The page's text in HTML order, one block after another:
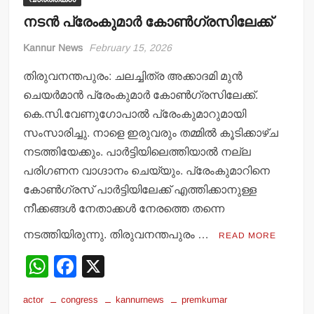
നടന്‍ പ്രേംകുമാര്‍ കോണ്‍ഗ്രസിലേക്ക്
Kannur News February 15, 2026
തിരുവനന്തപുരം: ചലച്ചിത്ര അക്കാദമി മുന്‍
ചെയര്‍മാന്‍ പ്രേംകുമാര്‍ കോണ്‍ഗ്രസിലേക്ക്.
കെ.സി.വേണുഗോപാല്‍ പ്രേംകുമാറുമായി
സംസാരിച്ചു. നാളെ ഇരുവരും തമ്മില്‍ കൂടിക്കാഴ്ച
നടത്തിയേക്കും. പാര്‍ട്ടിയിലെത്തിയാല്‍ നല്ല
പരിഗണന വാഗ്ദാനം ചെയ്യും. പ്രേംകുമാറിനെ
കോണ്‍ഗ്രസ് പാര്‍ട്ടിയിലേക്ക് എത്തിക്കാനുള്ള
നീക്കങ്ങള്‍ നേതാക്കള്‍ നേരത്തെ തന്നെ
നടത്തിയിരുന്നു. തിരുവനന്തപുരം … READ MORE
W
F
actor congress kannurnews premkumar